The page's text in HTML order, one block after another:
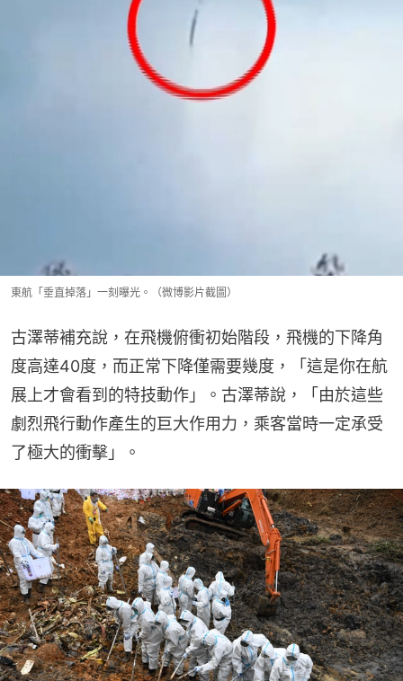
東航「垂直掉落」一刻曝光。（微博影片截圖）
古澤蒂補充說，在飛機俯衝初始階段，飛機的下降角
度高達40度，而正常下降僅需要幾度，「這是你在航
展上才會看到的特技動作」。古澤蒂說，「由於這些
劇烈飛行動作產生的巨大作用力，乘客當時一定承受
了極大的衝擊」。